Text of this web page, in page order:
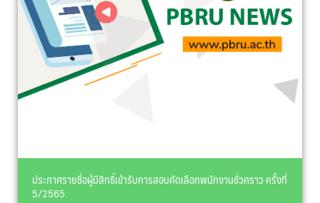
ประกาศรายชื่อผู้มีสิทธิ์เข้ารับการสอบคัดเลือกพนักงานชั่วคราว ครั้งที่
5/2565